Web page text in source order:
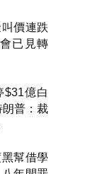
價連跌
已見轉
$31億白
普：裁
幫借學